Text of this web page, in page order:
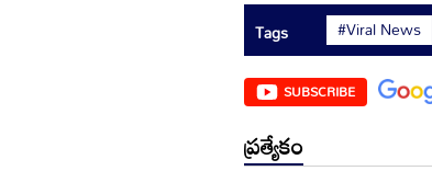
Tags #Viral News
SUBSCRIBE
ప్రత్యేకం